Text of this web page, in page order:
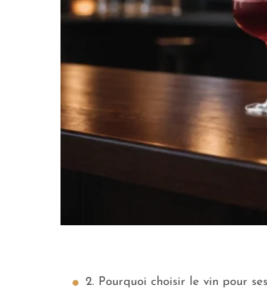
2. Pourquoi choisir le vin pour